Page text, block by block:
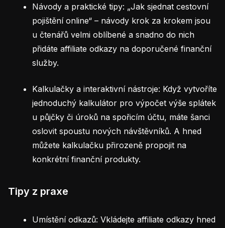
Návody a praktické tipy: „Jak sjednat cestovní
pojištění online“ – návody krok za krokem jsou
u čtenářů velmi oblíbené a snadno do nich
přidáte affiliate odkazy na doporučené finanční
služby.
Kalkulačky a interaktivní nástroje: Když vytvoříte
jednoduchý kalkulátor pro výpočet výše splátek
u půjčky či úroků na spořicím účtu, máte šanci
oslovit spoustu nových návštěvníků. A hned
můžete kalkulačku přirozeně propojit na
konkrétní finanční produkty.
Tipy z praxe
Umístění odkazů: Vkládejte affiliate odkazy hned